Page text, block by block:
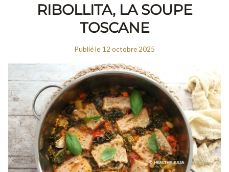
RIBOLLITA, LA SOUPE
TOSCANE
Publié le 12 octobre 2025